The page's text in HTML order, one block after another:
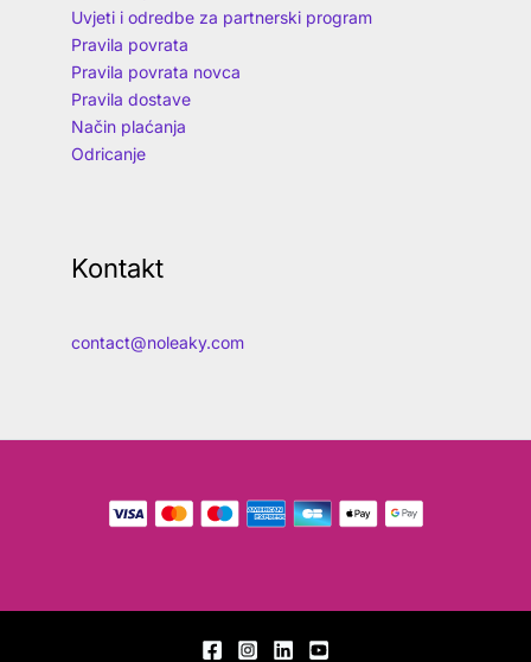
Uvjeti i odredbe za partnerski program
Pravila povrata
Pravila povrata novca
Pravila dostave
Način plaćanja
Odricanje
Kontakt
contact@noleaky.com